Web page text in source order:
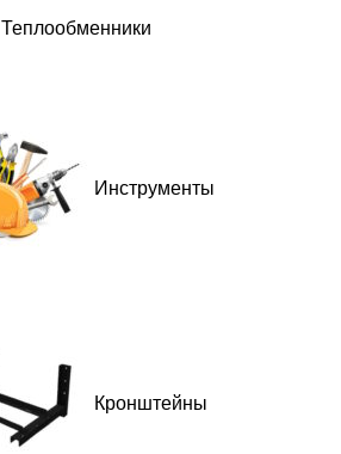
Теплообменники
Инструменты
Кронштейны